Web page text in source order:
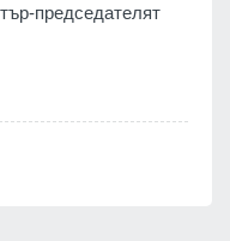
председателят